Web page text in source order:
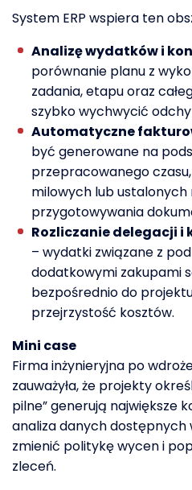
System ERP wspiera ten
Analizę wydatków i
porównanie planu z
zadania, etapu oraz
szybko wychwycić
Automatyczne
być generowane na
przepracowanego
milowych lub ustalonych
przygotowywania
Rozliczanie delegacji
– wydatki związane z
dodatkowymi zakupami
bezpośrednio do
przejrzystość kosztów.
Mini case
Firma inżynieryjna po
zauważyła, że projekty
pilne” generują największe
analiza danych dostępnych
zmienić politykę wycen i
zleceń.